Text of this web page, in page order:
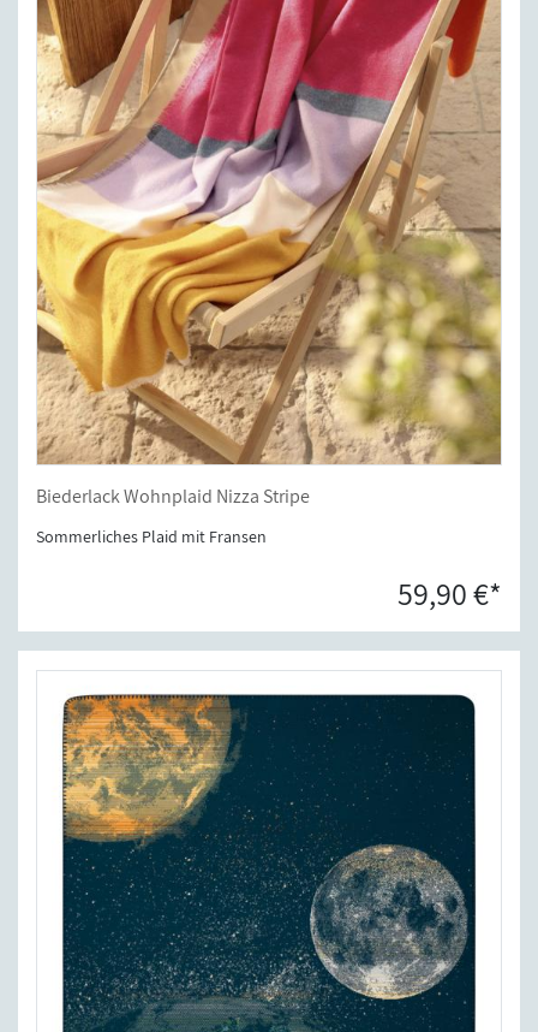
Biederlack Wohnplaid Nizza Stripe
Sommerliches Plaid mit Fransen
59,90 €*